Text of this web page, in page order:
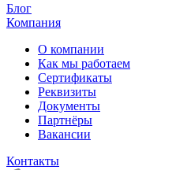
Блог
Компания
О компании
Как мы работаем
Сертификаты
Реквизиты
Документы
Партнёры
Вакансии
Контакты